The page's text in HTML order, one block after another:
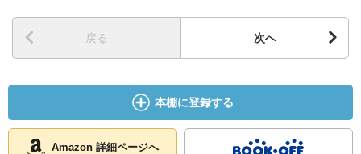
戻る 次へ
本棚に登録する
Amazon 詳細ページへ